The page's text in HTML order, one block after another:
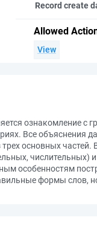
Record create
Allowed
View
ознакомление с
Все объяснения
основных
особенностям
формы слов,